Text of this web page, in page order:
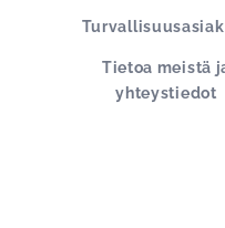
Tietoa meistä
yhteystiedot